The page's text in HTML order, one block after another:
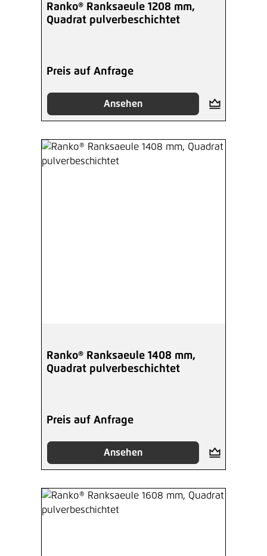
Ranko® Ranksaeule 1208 mm,
Quadrat pulverbeschichtet
Preis auf Anfrage
Ansehen
Ranko® Ranksaeule 1408 mm,
Quadrat pulverbeschichtet
Preis auf Anfrage
Ansehen